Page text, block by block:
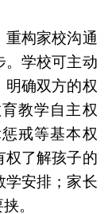
重构家校沟通
。学校可主动
明确双方的权
教学自主权
戒等基本权
权了解孩子的
学安排；家长
。